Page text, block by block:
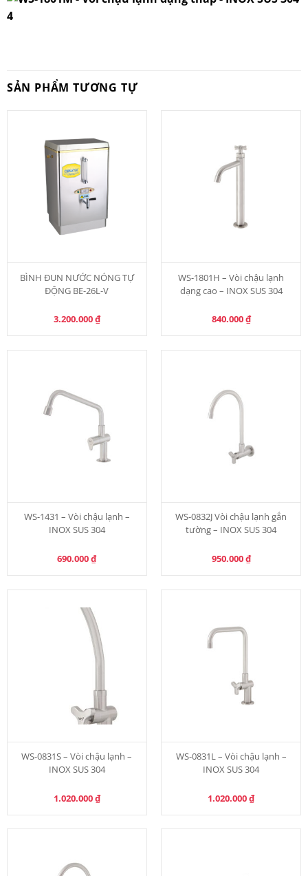
SẢN PHẨM TƯƠNG TỰ
BÌNH ĐUN NƯỚC NÓNG TỰ
ĐỘNG BE-26L-V
3.200.000₫
WS-1801H – Vòi chậu lạnh
dạng cao – INOX SUS 304
840.000₫
WS-1431 – Vòi chậu lạnh –
INOX SUS 304
690.000₫
WS-0832J Vòi chậu lạnh gắn
tường – INOX SUS 304
950.000₫
WS-0831S – Vòi chậu lạnh –
INOX SUS 304
1.020.000₫
WS-0831L – Vòi chậu lạnh –
INOX SUS 304
1.020.000₫